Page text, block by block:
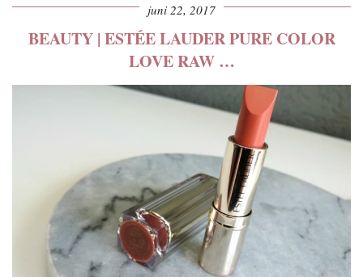
juni 22, 2017
BEAUTY | ESTÉE LAUDER PURE COLOR
LOVE RAW …